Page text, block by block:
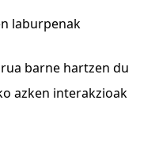
laburpenak
barne hartzen du
azken interakzioak